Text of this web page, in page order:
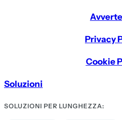
Privacy
Cookie
Soluzioni
SOLUZIONI PER LUNGHEZZA: